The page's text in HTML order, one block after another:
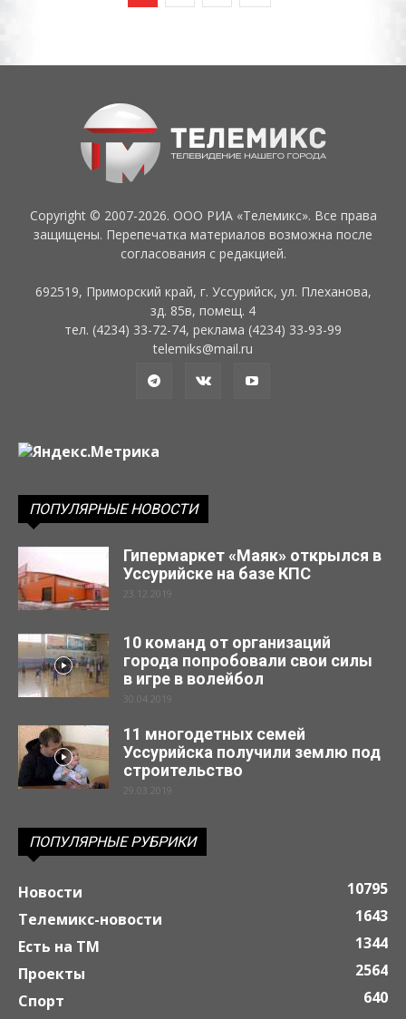
Copyright © 2007-2026. ООО РИА «Телемикс». Все права
защищены. Перепечатка материалов возможна после
согласования с редакцией.
692519, Приморский край, г. Уссурийск, ул. Плеханова,
зд. 85в, помещ. 4
тел. (4234) 33-72-74, реклама (4234) 33-93-99
telemiks@mail.ru
ПОПУЛЯРНЫЕ НОВОСТИ
Гипермаркет «Маяк» открылся в
Уссурийске на базе КПС
23.12.2019
10 команд от организаций
города попробовали свои силы
в игре в волейбол
30.04.2019
11 многодетных семей
Уссурийска получили землю под
строительство
29.03.2019
ПОПУЛЯРНЫЕ РУБРИКИ
Новости
10795
Телемикс-новости
1643
Есть на ТМ
1344
Проекты
2564
Спорт
640